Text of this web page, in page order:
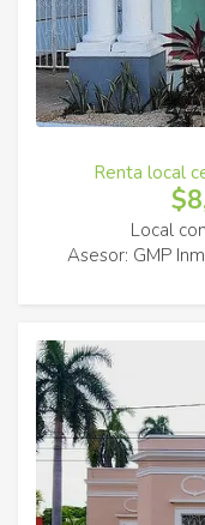
Renta local
Local
Asesor: GMP